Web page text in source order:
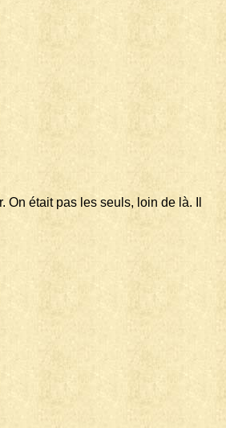
était pas les seuls, loin de là. Il